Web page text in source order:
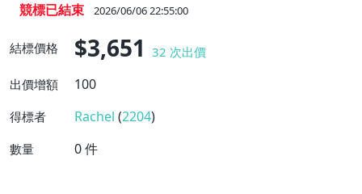
競標已結束 2026/06/06 22:55:00
結標價格 $3,651 32 次出價
出價增額
100
得標者 Rachel (2204)
數量 0件